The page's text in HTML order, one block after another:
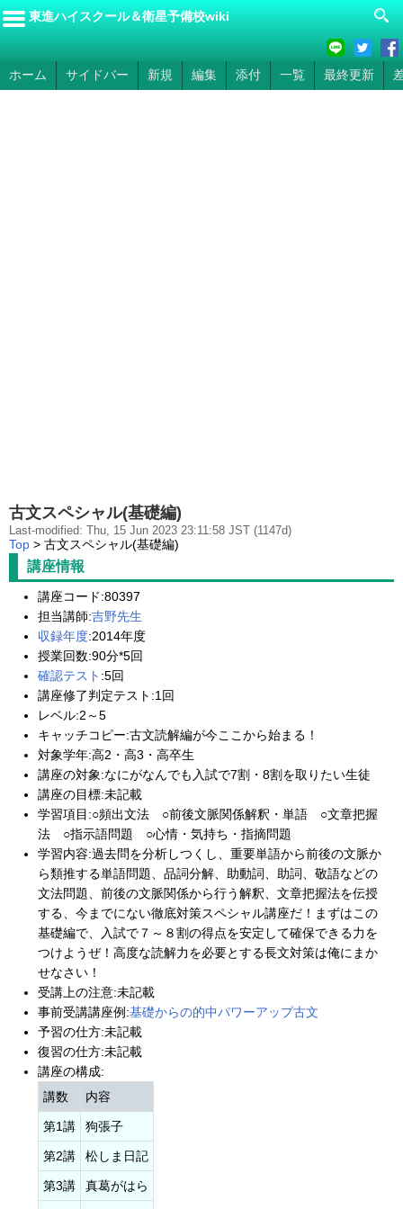
東進ハイスクール＆衛星予備校wiki
ホーム サイドバー 新規 編集 添付 一覧 最終更新
古文スペシャル(基礎編)
Last-modified: Thu, 15 Jun 2023 23:11:58 JST (1147d)
Top > 古文スペシャル(基礎編)
講座情報
講座コード:80397
担当講師:吉野先生
収録年度:2014年度
授業回数:90分*5回
確認テスト :5回
講座修了判定テスト:1回
レベル:2～5
キャッチコピー:古文読解編が今ここから始まる！
対象学年:高2・高3・高卒生
講座の対象:なにがなんでも入試で7割・8割を取りたい生徒
講座の目標:未記載
学習項目:○頻出文法 ○前後文脈関係解釈・単語 ○文章把握
法 ○指示語問題 ○心情・気持ち・指摘問題
学習内容:過去問を分析しつくし、重要単語から前後の文脈か
ら類推する単語問題、品詞分解、助動詞、助詞、敬語などの
文法問題、前後の文脈関係から行う解釈、文章把握法を伝授
する、今までにない徹底対策スペシャル講座だ！まずはこの
基礎編で、入試で７～８割の得点を安定して確保できる力を
つけようぜ！高度な読解力を必要とする長文対策は俺にまか
せなさい！
受講上の注意:未記載
事前受講講座例:基礎からの的中パワーアップ古文
予習の仕方:未記載
復習の仕方:未記載
講座の構成:
講数
内容
第1講 狗張子
第2講 松しま日記
第3講 真葛がはら